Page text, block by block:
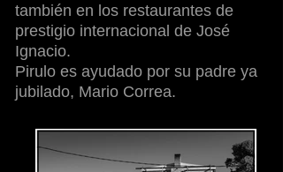
también en los restaurantes de
prestigio internacional de José
Ignacio.
Pirulo es ayudado por su padre ya
jubilado, Mario Correa.